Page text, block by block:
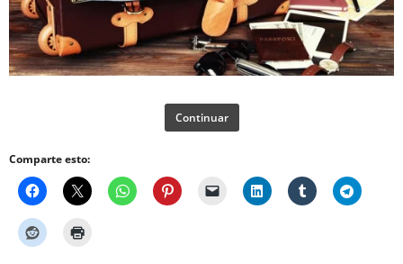
Continuar
Comparte esto: